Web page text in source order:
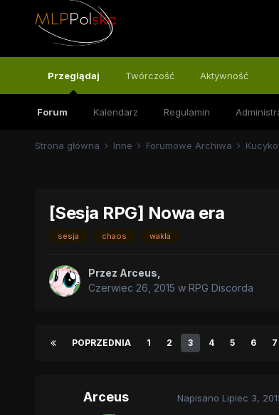
Przeglądaj
Forum Kalendarz Regulamin
Twórczość Aktywność
Strona główna Inne Forumowe Archiwa
[Sesja RPG] Nowa era
sesja chaos wakla
Przez Arceus
Czerwiec 26, 2015 w RPG Discorda
POPRZEDNIA 1 2 3 4 5 6 7
Arceus Napisano Lipiec 3,